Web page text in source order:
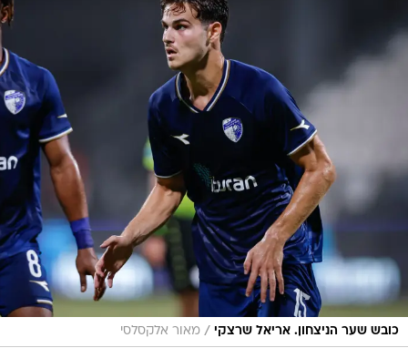
כובש שער הניצחון. אריאל שרצקי / מאור אלקסלסי